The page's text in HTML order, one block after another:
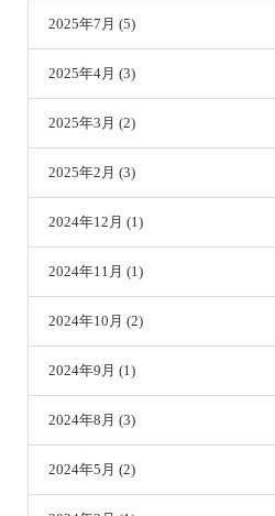
2025年7月 (5)
2025年4月 (3)
2025年3月 (2)
2025年2月 (3)
2024年12月 (1)
2024年11月 (1)
2024年10月 (2)
2024年9月 (1)
2024年8月 (3)
2024年5月 (2)